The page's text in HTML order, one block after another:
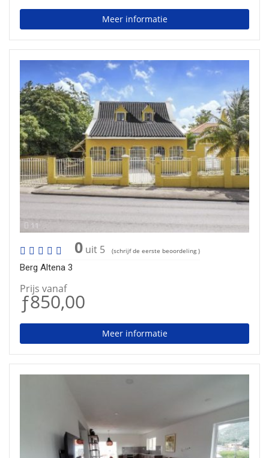
Meer informatie
11
0 uit 5 (schrijf de eerste beoordeling )
Berg Altena 3
Prijs vanaf
ƒ850,00
Meer informatie